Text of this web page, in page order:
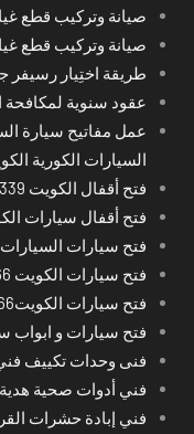
صيانة وتركيب قطع
صيانة وتركيب قطع
طريقة اختِيار رسيفر
عقود سنوية لمكافحة
عمل مفاتيح سيارة
السيارات الكورية
فتح أقفال الكويت 52227339 قريب على موقعي
فتح أقفال سيارات
فتح سيارات
فتح سيارات الكويت 66400366 قريب على موقعي
فتح سيارات الكويت66400366
فتح سيارات و ابواب
فنى وحدات تكييف
فني أدوات صحية
فني إبادة حشرات